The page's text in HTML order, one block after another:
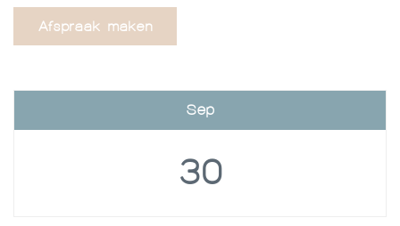
Afspraak maken
Sep
30